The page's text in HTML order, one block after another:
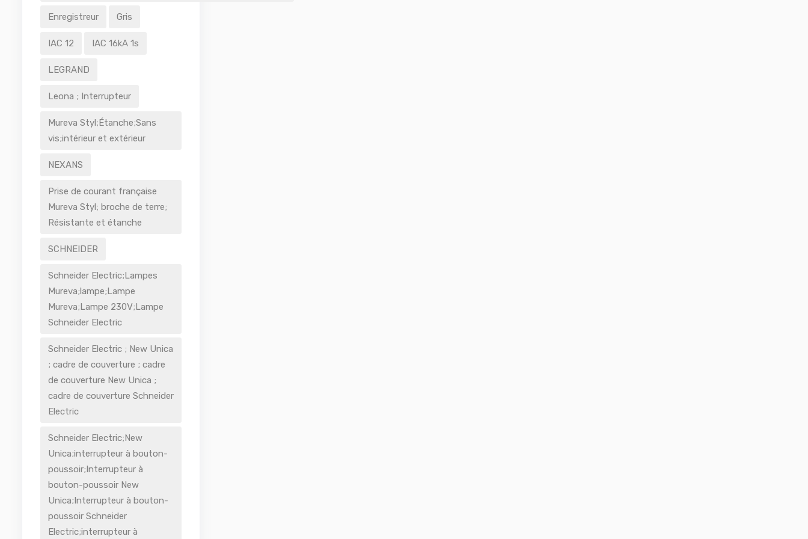
Enregistreur Gris
IAC 12 IAC 16kA 1s
LEGRAND
Leona ; Interrupteur
Mureva Styl;Étanche;Sans
vis;intérieur et extérieur
NEXANS
Prise de courant française
Mureva Styl; broche de terre;
Résistante et étanche
SCHNEIDER
Schneider Electric;Lampes
Mureva;lampe;Lampe
Mureva;Lampe 230V;Lampe
Schneider Electric
Schneider Electric ; New Unica
; cadre de couverture ; cadre
de couverture New Unica ;
cadre de couverture Schneider
Electric
Schneider Electric;New
Unica;interrupteur à bouton-
poussoir;Interrupteur à
bouton-poussoir New
Unica;Interrupteur à bouton-
poussoir Schneider
Electric;interrupteur à